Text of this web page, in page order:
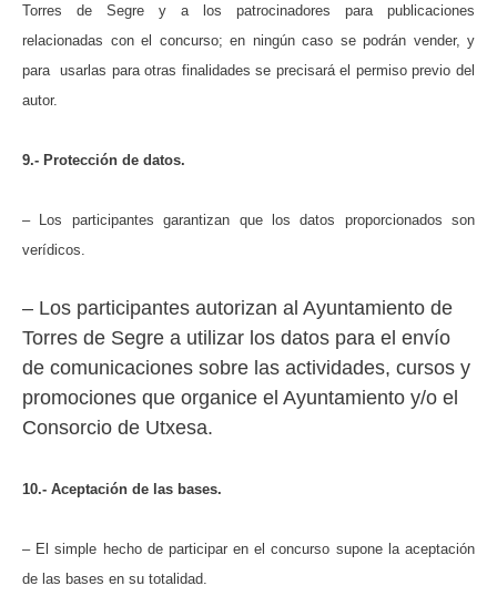
Torres de Segre y a los patrocinadores para publicaciones
relacionadas con el concurso; en ningún caso se podrán vender, y
para usarlas para otras finalidades se precisará el permiso previo del
autor.
9.- Protección de datos.
– Los participantes garantizan que los datos proporcionados son
verídicos.
– Los participantes autorizan al Ayuntamiento de
Torres de Segre a utilizar los datos para el envío
de comunicaciones sobre las actividades, cursos y
promociones que organice el Ayuntamiento y/o el
Consorcio de Utxesa.
10.- Aceptación de las bases.
– El simple hecho de participar en el concurso supone la aceptación
de las bases en su totalidad.